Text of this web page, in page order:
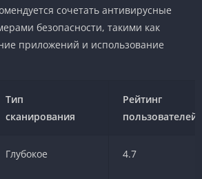
сочетать антивирусные
безопасности, такими как
приложений и использование
Тип
сканирования
Рейтинг
пользователей
Глубокое 4.7